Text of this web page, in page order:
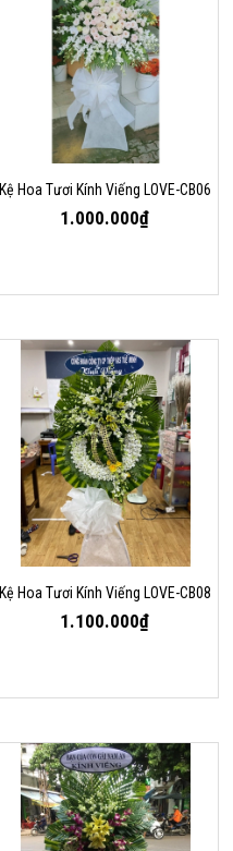
Kệ Hoa Tươi Kính Viếng LOVE-CB06
1.000.000₫
Kệ Hoa Tươi Kính Viếng LOVE-CB08
1.100.000₫